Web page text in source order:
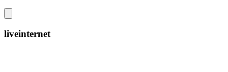
liveinternet